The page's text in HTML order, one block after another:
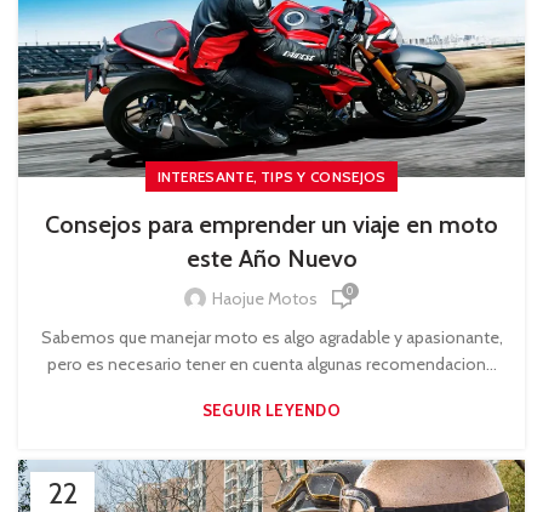
INTERESANTE, TIPS Y CONSEJOS
Consejos para emprender un viaje en moto
este Año Nuevo
Haojue Motos 0
Sabemos que manejar moto es algo agradable y apasionante,
pero es necesario tener en cuenta algunas recomendacion...
SEGUIR LEYENDO
22